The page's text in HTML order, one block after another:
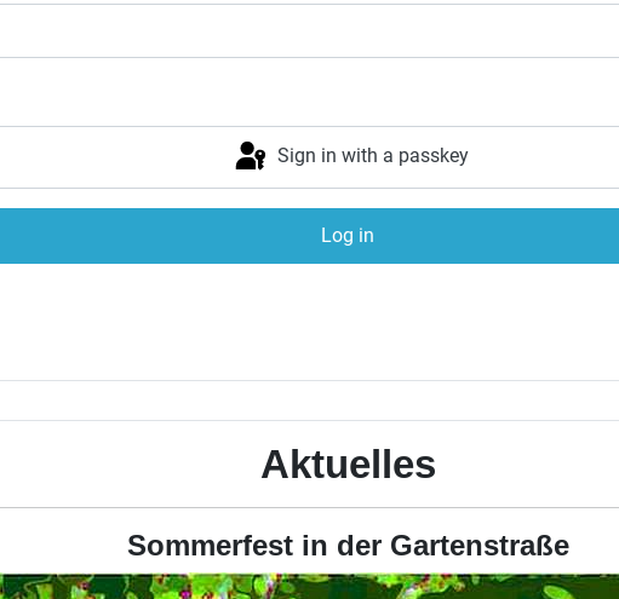
Aktuelles
Sommerfest in der Gartenstraße
Sign in with a passkey
Log in